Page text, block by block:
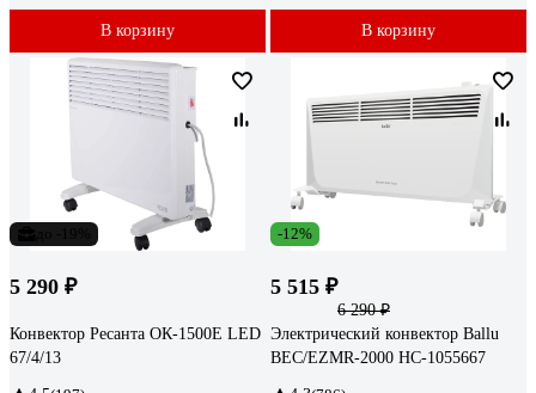
В корзину В корзину
5 290 ₽
Конвектор Ресанта ОК-1500Е LED
67/4/13
-12%
5 515 ₽
6 290 ₽
Электрический конвектор Ballu
BEC/EZMR-2000 НС-1055667